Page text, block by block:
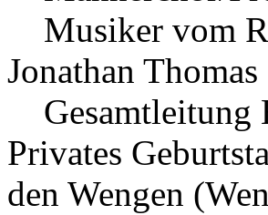
Musiker vom
Jonathan Thomas
Gesamtleitung
Privates
den Wengen